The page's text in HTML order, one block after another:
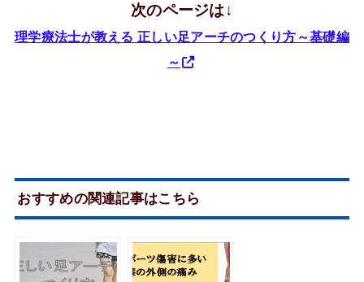
次のページは↓
理学療法士が教える 正しい足アーチのつくり方～基礎編
～
おすすめの関連記事はこちら